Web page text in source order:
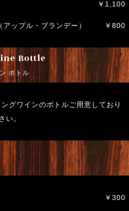
￥1,100
ップル・ブランデー） ￥800
Bottle
ボトル
グワインのボトルご用意しており
い。
￥300